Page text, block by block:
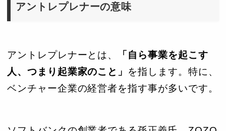
アントレプレナーの意味
アントレプレナーとは、
「自ら事業を起こす
人、つまり起業家のこと」 を指します。特に、
ベンチャー企業の経営者を指す事が多いです。